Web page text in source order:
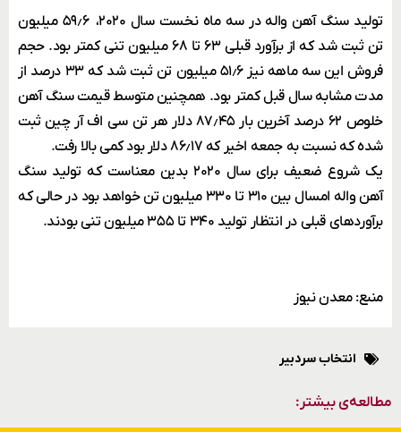
تولید سنگ آهن واله در سه ماه نخست سال ۲۰۲۰، ۵۹٫۶ میلیون
تن ثبت شد که از برآورد قبلی ۶۳ تا ۶۸ میلیون تنی کمتر بود. حجم
فروش این سه ماهه نیز ۵۱٫۶ میلیون تن ثبت شد که ۳۳ درصد از
مدت مشابه سال قبل کمتر بود. همچنین متوسط قیمت سنگ آهن
خلوص ۶۲ درصد آخرین بار ۸۷٫۴۵ دلار هر تن سی اف آر چین ثبت
شده که نسبت به جمعه اخیر که ۸۶٫۱۷ دلار بود کمی بالا رفت.
یک شروع ضعیف برای سال ۲۰۲۰ بدین معناست که تولید سنگ
آهن واله امسال بین ۳۱۰ تا ۳۳۰ میلیون تن خواهد بود در حالی که
برآوردهای قبلی در انتظار تولید ۳۴۰ تا ۳۵۵ میلیون تنی بودند.
منبع: معدن نیوز
انتخاب سردبیر
مطالعه‌ی بیشتر: